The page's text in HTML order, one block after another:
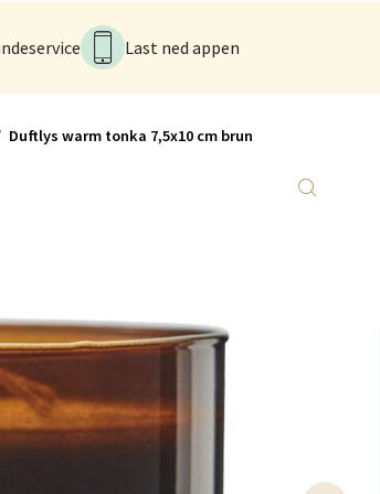
Last ned appen
Duftlys warm tonka 7,5x10 cm brun
- CC Gjøvik
og Sandnes - Herbarium